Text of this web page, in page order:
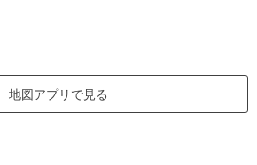
地図アプリで見る